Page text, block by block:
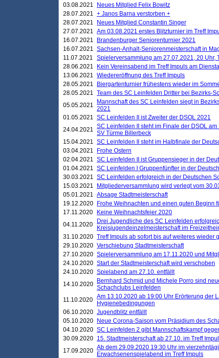
03.08.2021
Neues Mitglied Felix Bowitz
28.07.2021 + Janos Barna verstorben +
28.07.2021
Neues Mitglied Constantin Singer
27.07.2021 Am 03.08.2021 erstes Blitzturnier im Treff
16.07.2021
Brandenburger Seniorenturnier 2021
16.07.2021 Sachsen-Anhalt-Seniorenmeisterschaft in
11.07.2021
Spielerversammlung am 27.07.2021, 20 Uhr,
28.06.2021
Kein Vereinsabend im Treff Impuls am
13.06.2021 Wiedereröffnung des Treff Impuls
28.05.2021
Biergartenturnier frühestens wieder im
28.05.2021 Team des SC Leinfelden Dritter bei Bezirks-
05.05.2021
Mannschaft des SC Leinfelden siegt in
2021
01.05.2021 SC Leinfelden II ist Zweiter der DSOL 2021
24.04.2021 SC Leinfelden II steht im Finale der DSOL
SV Türme Billerbeck
15.04.2021 SC Leinfelden II steht im Halbfinale der
03.04.2021
Frohe Ostern
02.04.2021 SC Leinfelden II ist Gruppensieger in der
01.04.2021 SC Leinfelden I Gruppenfünfter in der
30.03.2021 SC Leinfelden erfolgreich in der Deutschen
15.03.2021
Mitgliederversammlung wird verlegt vom
05.01.2021 Absage Stadtmeisterschaft
19.12.2020
Frohe Weihnachten und einen guten Beginn
17.11.2020
Keine Weihnachtsfeier 2020
04.11.2020
Drei Jugendliche des SC Leinfelden
Kreisjugendeinzelmeisterschaft im
31.10.2020 Treff Impuls ab sofort bis auf weiteres wieder
29.10.2020 Verschiebung Stadtmeisterschaft
27.10.2020 Spielerversammlung am 17.11.2020 und
24.10.2020 Start der Stadtmeisterschaft wird verschoben
24.10.2020 Spielabend am 27.10. entfällt
14.10.2020
Bernhard Schmid und Michele Porro sind
Schachclubs Leinfelden
11.10.2020 Am 13.10.2020 ab 19:00 Uhr Erörterung der
Hygienebedingungen
06.10.2020 Jugendblitz entfällt
05.10.2020
Neue Corona-Saison vom Präsidium des
04.10.2020 SC Leinfelden 2 gibt Mannschaftskampf
30.09.2020 15. Stadtmeisterschaft ab 27.10. im Treff
17.09.2020 Ab dem 29.09.2020 19:30 Uhr im
Erwachsenenspielabend im Treff Impuls